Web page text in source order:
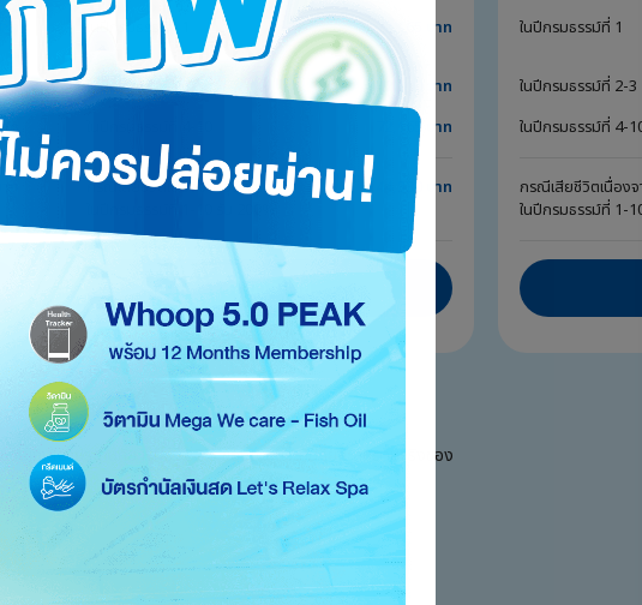
ท
ท
ท
ในปีกรมธรรม์ที่ 1
72,165 บาท
ในปีกรมธรรม์ที่ 2-3
142,800 บาท
72,165 บาท
กรณีเสียชีวิตเนื่องจากอุบัติเหตุ
144,330 บาท
คำนวณเบี้ย
ในปีกรมธรรม์ที่ 1
ในปีกรมธรรม์ที่ 2-3
ในปีกรมธรรม์ที่ 4-
กรณีเสียชีวิตเนื่อง
ในปีกรมธรรม์ที่ 1-
นเงินเอาประกันภัย หรือ 102% ของเบี้ยประกันภัยสะสมตามจริงของ